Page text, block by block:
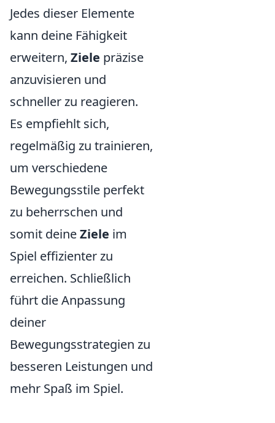
Jedes dieser Elemente
kann deine Fähigkeit
erweitern, Ziele präzise
anzuvisieren und
schneller zu reagieren.
Es empfiehlt sich,
regelmäßig zu trainieren,
um verschiedene
Bewegungsstile perfekt
zu beherrschen und
somit deineZiele im
Spiel effizienter zu
erreichen. Schließlich
führt die Anpassung
deiner
Bewegungsstrategien zu
besseren Leistungen und
mehr Spaß im Spiel.